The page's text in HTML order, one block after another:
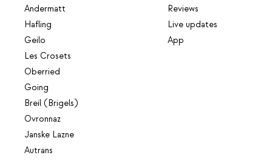
Andermatt
Hafling
Geilo
Les Crosets
Oberried
Going
Breil (Brigels)
Ovronnaz
Janske Lazne
Autrans
Reviews
Live updates
App